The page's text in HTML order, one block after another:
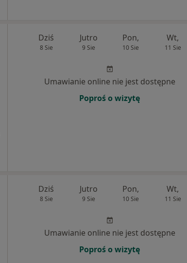
Dziś
8 Sie
Jutro
9 Sie
Pon,
10 Sie
Wt,
11 Sie
Umawianie online nie jest dostępne
Poproś o wizytę
Dziś
8 Sie
Jutro
9 Sie
Pon,
10 Sie
Wt,
11 Sie
Umawianie online nie jest dostępne
Poproś o wizytę